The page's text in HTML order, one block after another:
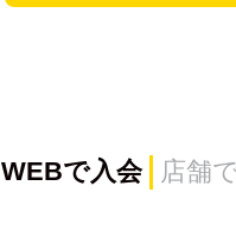
WEBで入会 店舗